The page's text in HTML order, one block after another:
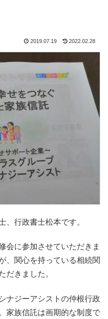
2019.07.19 2022.02.28
、行政書士松本です。
会に参加させていただきま
、関心を持っている相続関
だきました。
ナジーアシストの仲根行政
家族信託は画期的な制度で